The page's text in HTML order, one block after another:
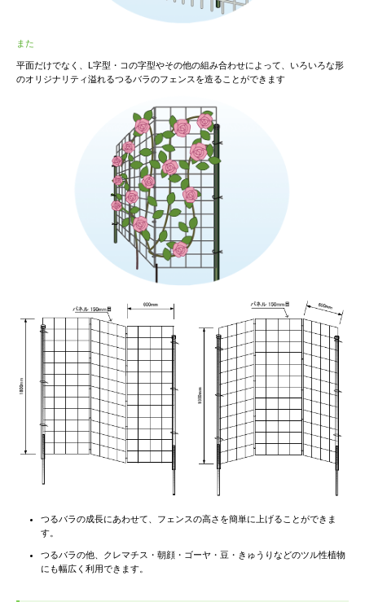
また
平面だけでなく、L字型・コの字型やその他の組み合わせによって、いろいろな形
のオリジナリティ溢れるつるバラのフェンスを造ることができます
つるバラの成長にあわせて、フェンスの高さを簡単に上げることができま
す。
つるバラの他、クレマチス・朝顔・ゴーヤ・豆・きゅうりなどのツル性植物
にも幅広く利用できます。